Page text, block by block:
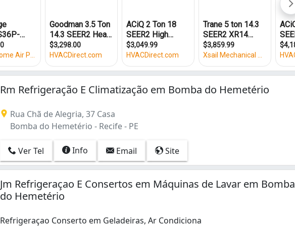
Rm Refrigeração E Climatização em Bomba do Hemetério
Rua Chã de Alegria, 37 Casa
Bomba do Hemetério - Recife - PE
Ver Tel Info Email Site
Jm Refrigeraçao E Consertos em Máquinas de Lavar em Bomba
do Hemetério
Refrigeraçao Conserto em Geladeiras, Ar Condiciona